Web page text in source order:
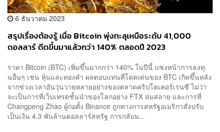
6 ธันวาคม 2023
สรุปเรื่องต้องรู้ เมื่อ Bitcoin พุ่งทะลุเหนือระดับ 41,000
ดอลลาร์ ดีดขึ้นมาแล้วกว่า 140% ตลอดปี 2023
ราคา Bitcoin (BTC) เพิ่มขึ้นมากกว่า 140% ในปีนี้ แซงหน้าการลงทุ
นอื่นๆ เช่น หุ้นและทองคำ ผลตอบแทนที่โดดเด่นของ BTC เกิดขึ้นหลัง
จากช่วงเวลาอันวุ่นวายหลายอย่างของตลาดคริปโตเคอร์เรนซี ไม่ว่า
จะเป็นการที่เว็บเทรดชั้นนำของโลกอย่าง FTX ล่มสลาย และการที่
Changpeng Zhao ผู้ก่อตั้ง Binance ถูกทางการสหรัฐอเมริกาสั่งปรับ
เป็นเงิน 4.3 พันล้านดอลลาร์สหรัฐ การกลับม...